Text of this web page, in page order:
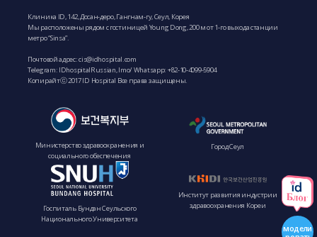
Клиника ID, 142, Досан-деро, Гангнам-гу, Сеул, Корея
Мы расположены рядом с гостиницей Young Dong, 200 м от 1-го выхода станции
метро “Sinsa”.
Почтовой адрес:cis@idhospital.com
Telegram: IDhospitalRussian, Imo/ Whatsapp: +82-10-4099-5904
Копирайтⓒ 2017 ID Hospital Все права защищены.
Министерство здравоохранения и
социального обеспечения
Город Сеул
Госпиталь Бундан Сеульского
Национального Университета
Институт развития индустрии
здравоохранения Кореи
модели